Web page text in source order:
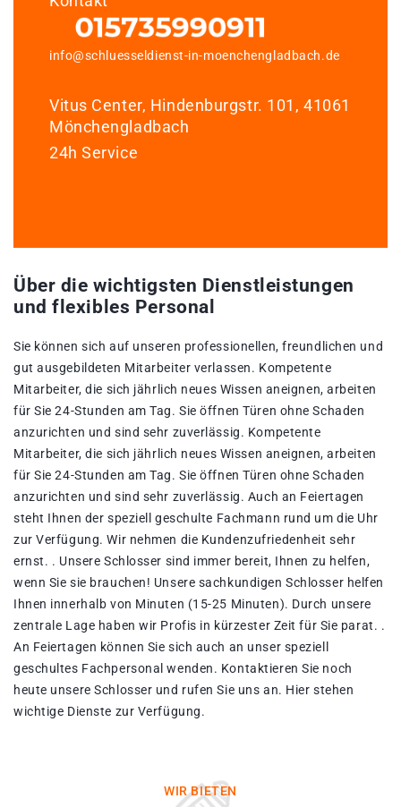
info@schluesseldienst-in-moenchengladbach.de
Vitus Center, Hindenburgstr. 101, 41061
Mönchengladbach
24h Service
Über die wichtigsten Dienstleistungen
und flexibles Personal
Sie können sich auf unseren professionellen, freundlichen und
gut ausgebildeten Mitarbeiter verlassen. Kompetente
Mitarbeiter, die sich jährlich neues Wissen aneignen, arbeiten
für Sie 24-Stunden am Tag. Sie öffnen Türen ohne Schaden
anzurichten und sind sehr zuverlässig. Kompetente
Mitarbeiter, die sich jährlich neues Wissen aneignen, arbeiten
für Sie 24-Stunden am Tag. Sie öffnen Türen ohne Schaden
anzurichten und sind sehr zuverlässig. Auch an Feiertagen
steht Ihnen der speziell geschulte Fachmann rund um die Uhr
zur Verfügung. Wir nehmen die Kundenzufriedenheit sehr
ernst. . Unsere Schlosser sind immer bereit, Ihnen zu helfen,
wenn Sie sie brauchen! Unsere sachkundigen Schlosser helfen
Ihnen innerhalb von Minuten (15-25 Minuten). Durch unsere
zentrale Lage haben wir Profis in kürzester Zeit für Sie parat. .
An Feiertagen können Sie sich auch an unser speziell
geschultes Fachpersonal wenden. Kontaktieren Sie noch
heute unsere Schlosser und rufen Sie uns an. Hier stehen
wichtige Dienste zur Verfügung.
WIR BIETEN